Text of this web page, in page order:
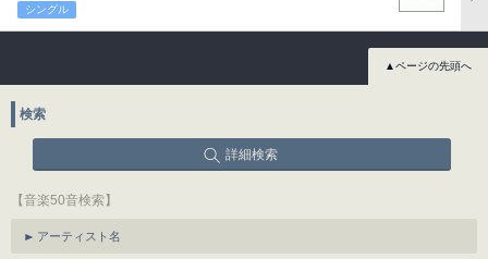
シングル
▲ページの先頭へ
検索
詳細検索
【音楽50音検索】
アーティスト名